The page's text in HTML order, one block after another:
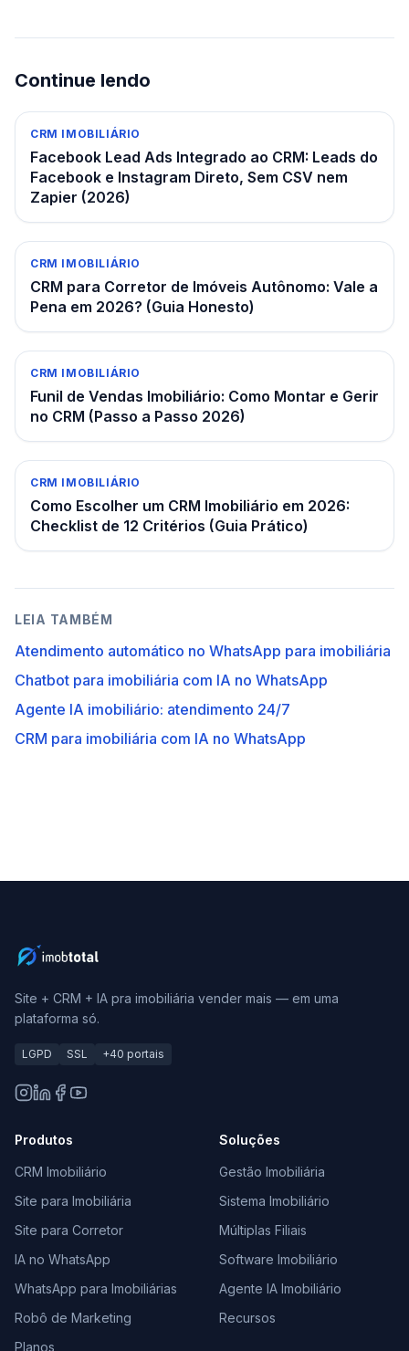
Continue lendo
CRM IMOBILIÁRIO
Facebook Lead Ads Integrado ao CRM: Leads do
Facebook e Instagram Direto, Sem CSV nem
Zapier (2026)
CRM IMOBILIÁRIO
CRM para Corretor de Imóveis Autônomo: Vale a
Pena em 2026? (Guia Honesto)
CRM IMOBILIÁRIO
Funil de Vendas Imobiliário: Como Montar e Gerir
no CRM (Passo a Passo 2026)
CRM IMOBILIÁRIO
Como Escolher um CRM Imobiliário em 2026:
Checklist de 12 Critérios (Guia Prático)
LEIA TAMBÉM
Atendimento automático no WhatsApp para imobiliária
Chatbot para imobiliária com IA no WhatsApp
Agente IA imobiliário: atendimento 24/7
CRM para imobiliária com IA no WhatsApp
Site + CRM + IA pra imobiliária vender mais — em uma
plataforma só.
LGPD SSL +40 portais
Produtos
CRM Imobiliário
Site para Imobiliária
Site para Corretor
IA no WhatsApp
WhatsApp para Imobiliárias
Robô de Marketing
Planos
Soluções
Gestão Imobiliária
Sistema Imobiliário
Múltiplas Filiais
Software Imobiliário
Agente IA Imobiliário
Recursos